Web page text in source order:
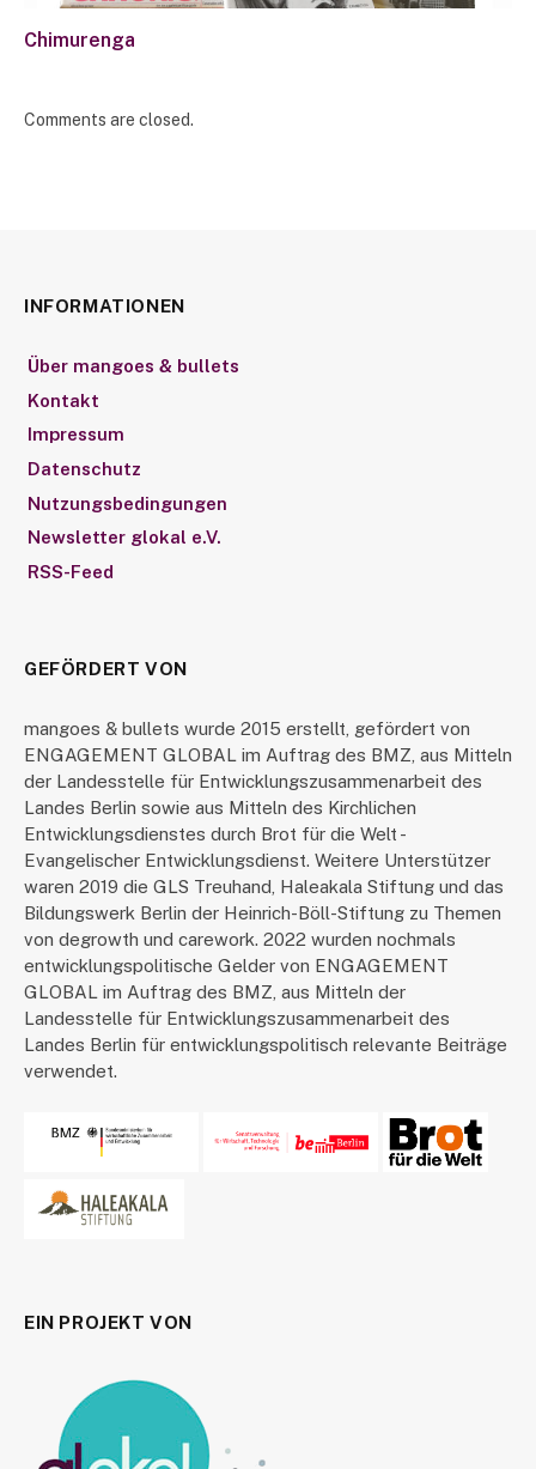
Chimurenga
Comments are closed.
INFORMATIONEN
Über mangoes & bullets
Kontakt
Impressum
Datenschutz
Nutzungsbedingungen
Newsletter glokal e.V.
RSS-Feed
GEFÖRDERT VON
mangoes & bullets wurde 2015 erstellt, gefördert von
ENGAGEMENT GLOBAL im Auftrag des BMZ, aus Mitteln
der Landesstelle für Entwicklungszusammenarbeit des
Landes Berlin sowie aus Mitteln des Kirchlichen
Entwicklungsdienstes durch Brot für die Welt -
Evangelischer Entwicklungsdienst. Weitere Unterstützer
waren 2019 die GLS Treuhand, Haleakala Stiftung und das
Bildungswerk Berlin der Heinrich-Böll-Stiftung zu Themen
von degrowth und carework. 2022 wurden nochmals
entwicklungspolitische Gelder von ENGAGEMENT
GLOBAL im Auftrag des BMZ, aus Mitteln der
Landesstelle für Entwicklungszusammenarbeit des
Landes Berlin für entwicklungspolitisch relevante Beiträge
verwendet.
EIN PROJEKT VON